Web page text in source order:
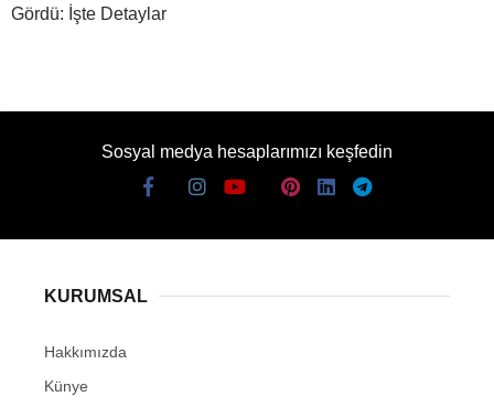
Gördü: İşte Detaylar
Sosyal medya hesaplarımızı keşfedin
KURUMSAL
Hakkımızda
Künye